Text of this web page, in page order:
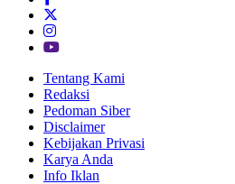
Tentang Kami
Redaksi
Pedoman Siber
Disclaimer
Kebijakan Privasi
Karya Anda
Info Iklan